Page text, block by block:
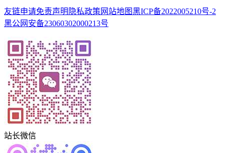
友链申请免责声明 隐私政策 网站地图黑ICP备2022005210号-2
黑公网安备23060302000213号
站长微信